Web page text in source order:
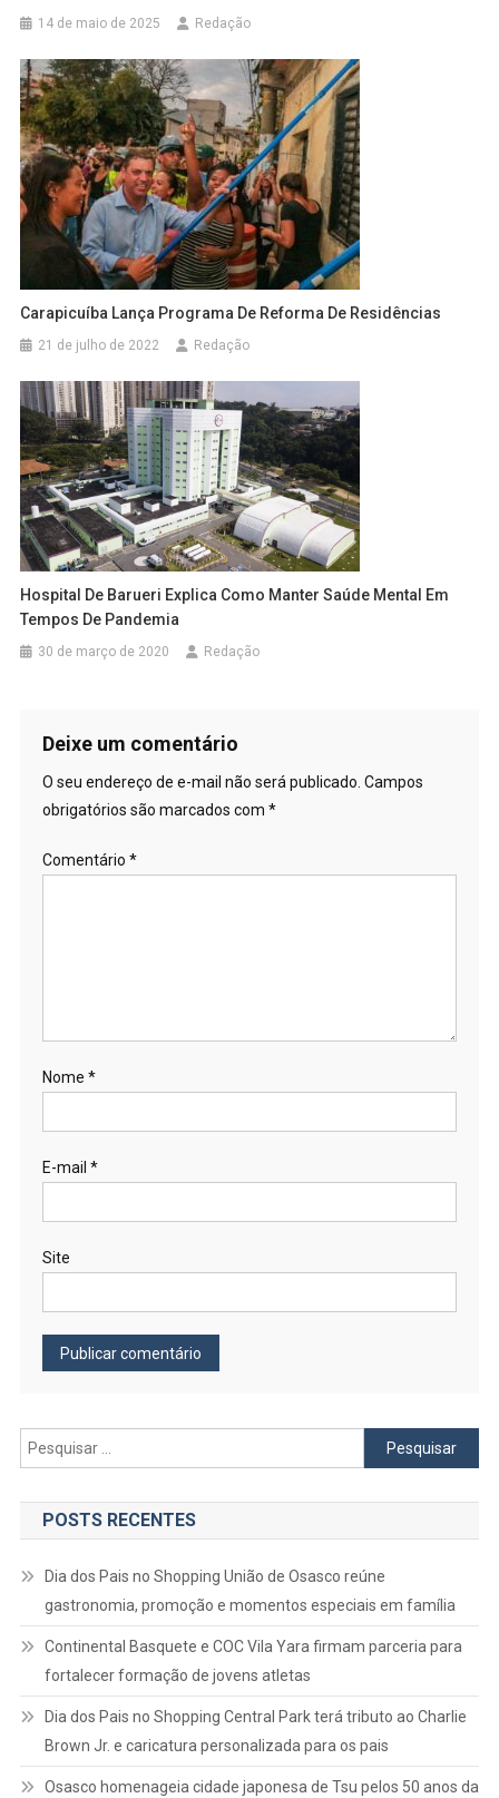
14 de maio de 2025 Redação
Carapicuíba Lança Programa De Reforma De Residências
21 de julho de 2022 Redação
Hospital De Barueri Explica Como Manter Saúde Mental Em
Tempos De Pandemia
30 de março de 2020 Redação
Deixe um comentário
O seu endereço de e-mail não será publicado. Campos
obrigatórios são marcados com *
Comentário *
Nome *
E-mail *
Site
Pesquisar
por:
POSTS RECENTES
Dia dos Pais no Shopping União de Osasco reúne
gastronomia, promoção e momentos especiais em família
Continental Basquete e COC Vila Yara firmam parceria para
fortalecer formação de jovens atletas
Dia dos Pais no Shopping Central Park terá tributo ao Charlie
Brown Jr. e caricatura personalizada para os pais
Osasco homenageia cidade japonesa de Tsu pelos 50 anos da